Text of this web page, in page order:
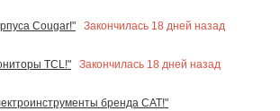
Cougar!"
Закончилась 18 дней назад
TCL!"
Закончилась 18 дней назад
бренда CAT!"